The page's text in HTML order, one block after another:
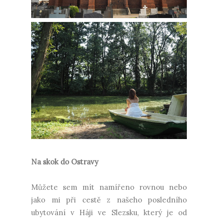
Na skok do Ostravy
Můžete sem mít namířeno rovnou nebo
jako mi při cestě z našeho posledního
ubytování v Háji ve Slezsku, který je od